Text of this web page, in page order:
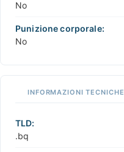
No
Punizione corporale:
No
INFORMAZIONI TECNICHE
TLD:
.bq